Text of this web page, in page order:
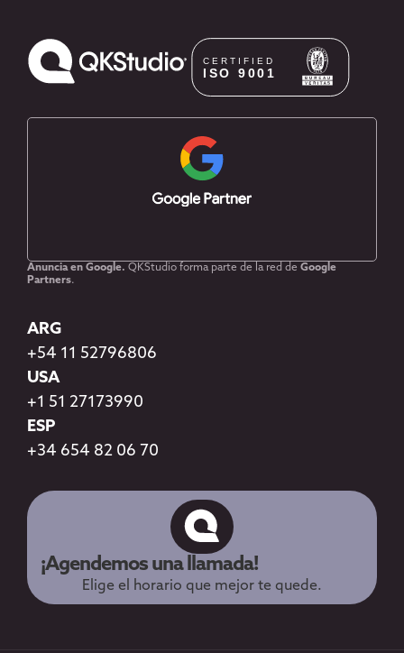
Anuncia en Google. QKStudio forma parte de la red de Google
Partners.
ARG
+54 11 52796806
USA
+1 51 27173990
ESP
+34 654 82 06 70
¡Agendemos una llamada!
Elige el horario que mejor te quede.